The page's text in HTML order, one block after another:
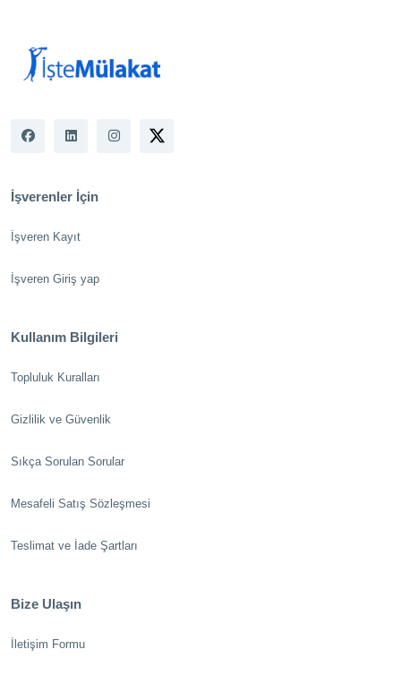
İşverenler İçin
İşveren Kayıt
İşveren Giriş yap
Kullanım Bilgileri
Topluluk Kuralları
Gizlilik ve Güvenlik
Sıkça Sorulan Sorular
Mesafeli Satış Sözleşmesi
Teslimat ve İade Şartları
Bize Ulaşın
İletişim Formu